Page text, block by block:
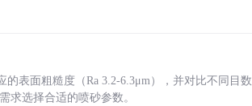
表面粗糙度（Ra 3.2-6.3μm），并对比不同目数
求选择合适的喷砂参数。